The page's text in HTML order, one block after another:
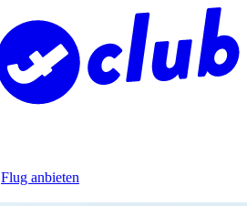
Flug anbieten